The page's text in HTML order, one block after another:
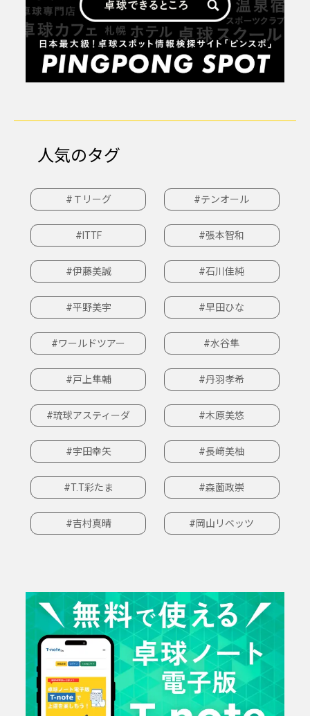
人気のタグ
#Ｔリーグ #テンオール
#ITTF #張本智和
#伊藤美誠 #石川佳純
#平野美宇 #早田ひな
#ワールドツアー #水谷隼
#戸上隼輔 #丹羽孝希
#琉球アスティーダ #木原美悠
#宇田幸矢 #長﨑美柚
#T.T彩たま #森薗政崇
#吉村真晴 #岡山リベッツ